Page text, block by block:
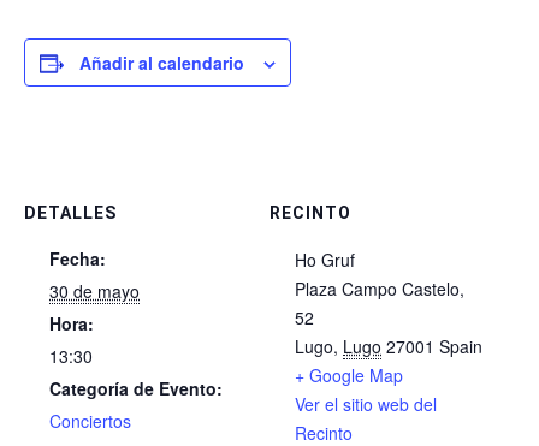
Añadir al calendario
DETALLES
Fecha:
30 de mayo
Hora:
13:30
Categoría de Evento:
Conciertos
RECINTO
Ho Gruf
Plaza Campo Castelo,
52
Lugo, Lugo 27001 Spain
+ Google Map
Ver el sitio web del
Recinto